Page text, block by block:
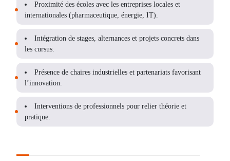
Proximité des écoles avec les entreprises locales et
internationales (pharmaceutique, énergie, IT).
Intégration de stages, alternances et projets concrets dans
les cursus.
Présence de chaires industrielles et partenariats favorisant
l’innovation.
Interventions de professionnels pour relier théorie et
pratique.